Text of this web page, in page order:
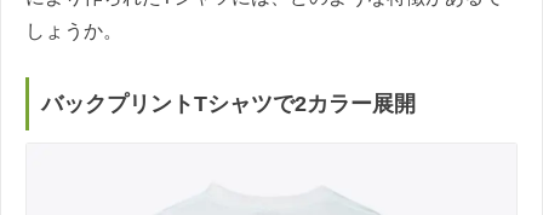
しょうか。
バックプリントTシャツで2カラー展開